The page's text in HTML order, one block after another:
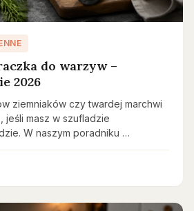
do warzyw –
2026
ziemniaków czy twardej marchwi
jeśli masz w szufladzie
W naszym poradniku …